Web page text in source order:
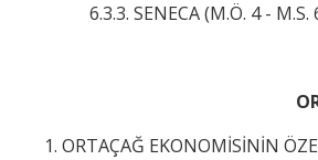
6.3.3. SENECA (M.Ö. 4 - M.S. 65)
1. ORTAÇAĞ EKONOMİSİNİN